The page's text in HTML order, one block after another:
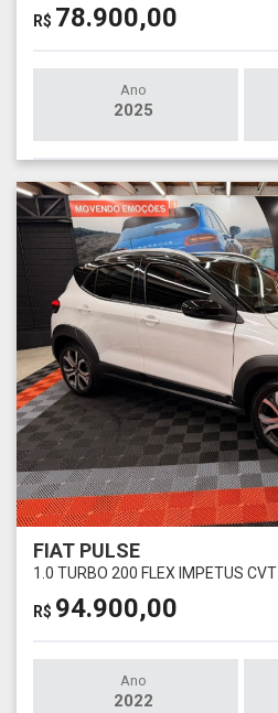
R$ 78.900,00
Ano
2025
FIAT PULSE
1.0 TURBO 200 FLEX IMPETUS CVT
R$ 94.900,00
Ano
2022